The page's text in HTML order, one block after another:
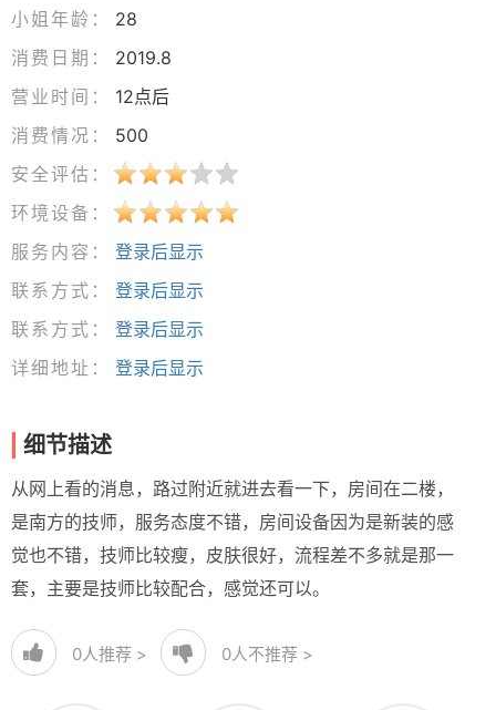
小姐年龄：
28
消费日期：
2019.8
营业时间：
12点后
消费情况：
500
安全评估：
环境设备：
服务内容：
登录后显示
联系方式：
登录后显示
联系方式：
登录后显示
详细地址：
登录后显示
细节描述
从网上看的消息，路过附近就进去看一下，房间在二楼，
是南方的技师，服务态度不错，房间设备因为是新装的感
觉也不错，技师比较瘦，皮肤很好，流程差不多就是那一
套，主要是技师比较配合，感觉还可以。
0人推荐 > 0人不推荐 >